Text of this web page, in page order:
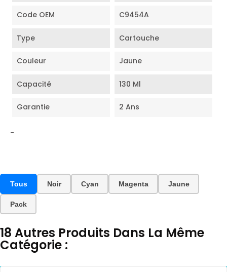
Code OEM C9454A
Type Cartouche
Couleur Jaune
Capacité 130 Ml
Garantie 2 Ans
-
Tous Noir Cyan Magenta Jaune
Pack
18 Autres Produits Dans La Même
Catégorie :